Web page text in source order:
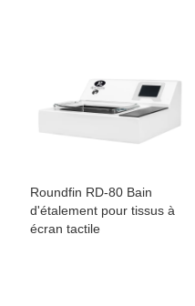
Roundfin RD-80 Bain
d'étalement pour tissus à
écran tactile